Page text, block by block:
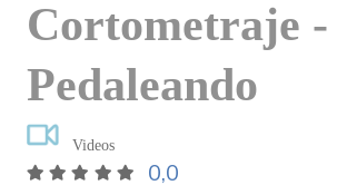
Cortometraje -
Pedaleando
Videos
0,0